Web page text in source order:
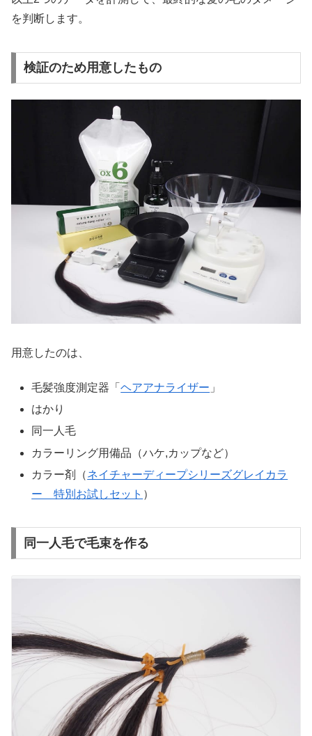
を判断します。
検証のため用意したもの
用意したのは、
毛髪強度測定器「ヘアアナライザー 」
はかり
同一人毛
カラーリング用備品（ハケ,カップなど）
カラー剤（ネイチャーディープシリーズグレイカラ
ー 特別お試しセット ）
同一人毛で毛束を作る